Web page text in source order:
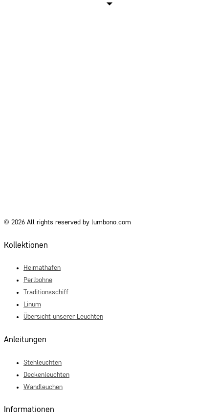
© 2026 All rights reserved by lumbono.com
Kollektionen
Heimathafen
Perlbohne
Traditionsschiff
Linum
Übersicht unserer Leuchten
Anleitungen
Stehleuchten
Deckenleuchten
Wandleuchen
Informationen